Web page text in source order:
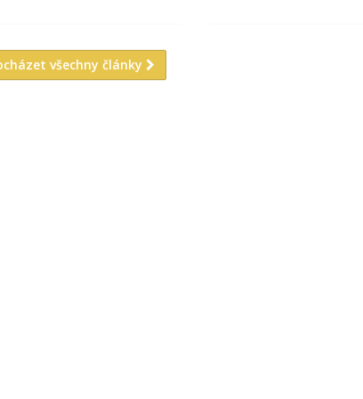
všechny články